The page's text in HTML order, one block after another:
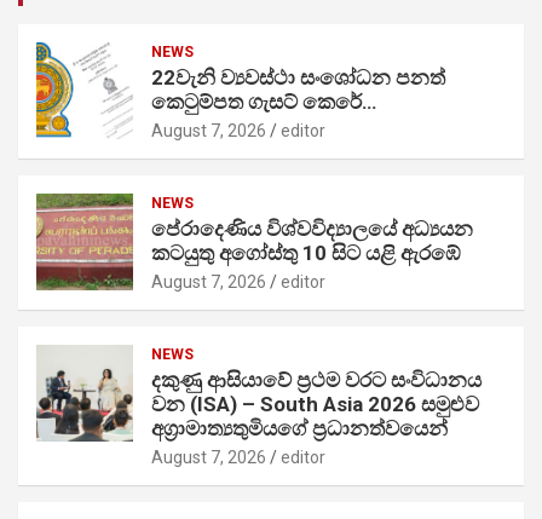
NEWS
22වැනි ව්‍යවස්ථා සංශෝධන පනත්
කෙටුම්පත ගැසට් කෙරේ…
August 7, 2026 editor
NEWS
පේරාදෙණිය විශ්වවිද්‍යාලයේ අධ්‍යයන
කටයුතු අගෝස්තු 10 සිට යළි ඇරඹේ
August 7, 2026 editor
NEWS
දකුණු ආසියාවේ ප්‍රථම වරට සංවිධානය
වන (ISA) – South Asia 2026 සමුළුව
අග්‍රාමාත්‍යතුමියගේ ප්‍රධානත්වයෙන්
August 7, 2026 editor